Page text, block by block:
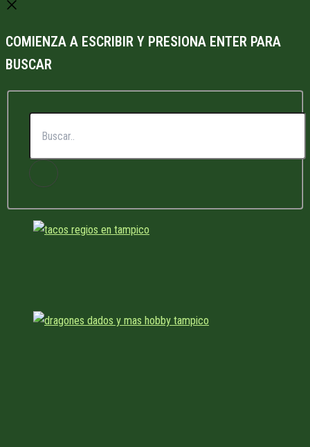
COMIENZA A ESCRIBIR Y PRESIONA ENTER PARA
BUSCAR